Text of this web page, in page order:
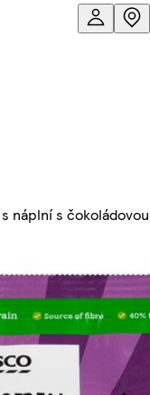
náplní s